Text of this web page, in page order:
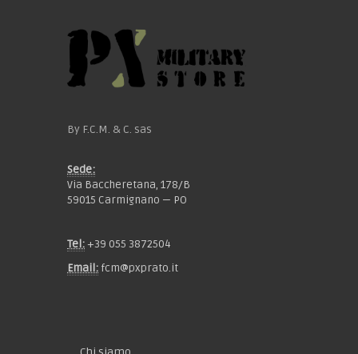
By F.C.M. & C. sas
Sede:
Via Baccheretana, 178/B
59015 Carmignano — PO
Tel: +39 055 3872504
Email: fcm@pxprato.it